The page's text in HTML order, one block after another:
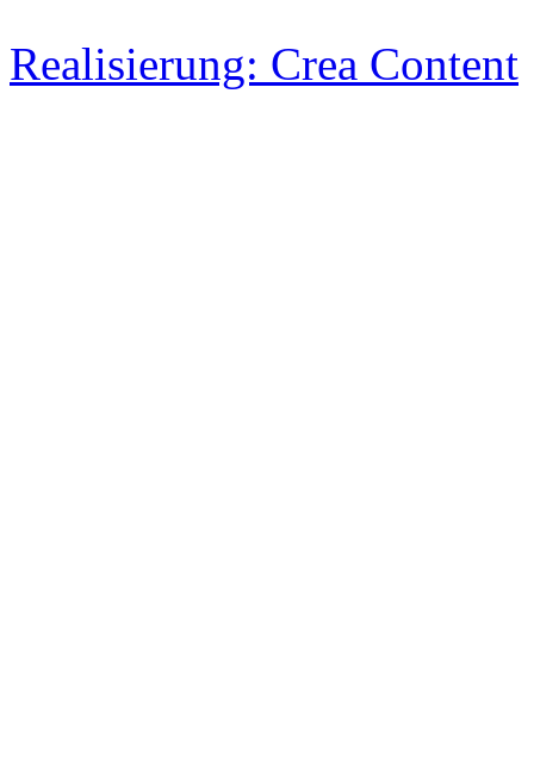
Realisierung: Crea Content